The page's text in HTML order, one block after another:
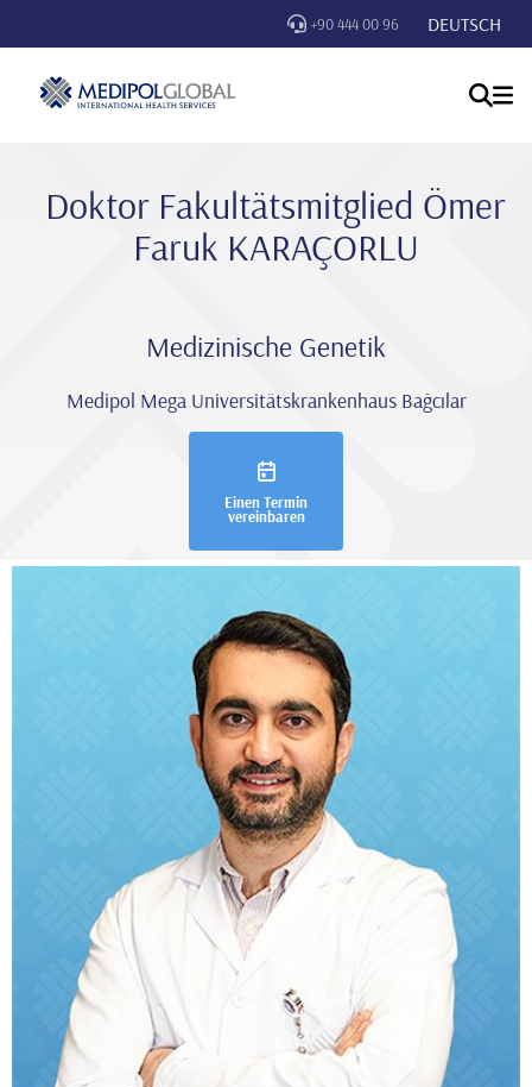
+90 444 00 96 DEUTSCH
Doktor Fakultätsmitglied Ömer
Faruk KARAÇORLU
Medizinische Genetik
Medipol Mega Universitätskrankenhaus Bağcılar
Einen Termin
vereinbaren